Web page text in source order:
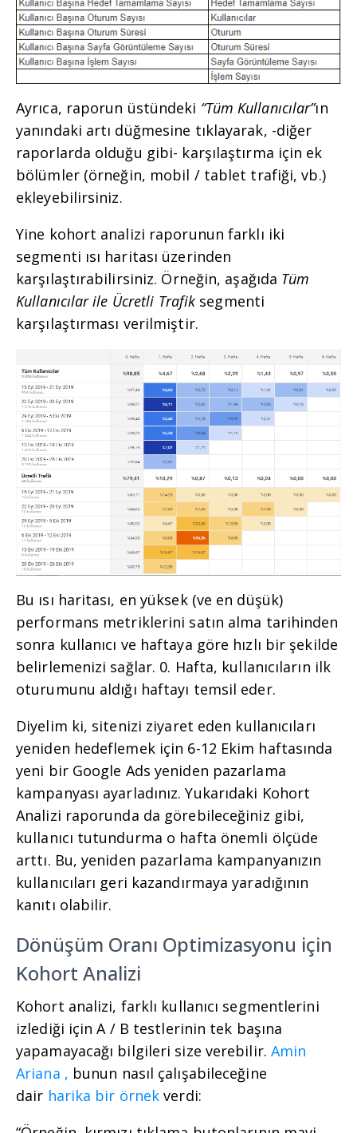
Ayrıca, raporun üstündeki “Tüm Kullanıcılar”ın
yanındaki artı düğmesine tıklayarak, -diğer
raporlarda olduğu gibi- karşılaştırma için ek
bölümler (örneğin, mobil / tablet trafiği, vb.)
ekleyebilirsiniz.
Yine kohort analizi raporunun farklı iki
segmenti ısı haritası üzerinden
karşılaştırabilirsiniz. Örneğin, aşağıda Tüm
Kullanıcılar ile Ücretli Trafik segmenti
karşılaştırması verilmiştir.
Bu ısı haritası, en yüksek (ve en düşük)
performans metriklerini satın alma tarihinden
sonra kullanıcı ve haftaya göre hızlı bir şekilde
belirlemenizi sağlar. 0. Hafta, kullanıcıların ilk
oturumunu aldığı haftayı temsil eder.
Diyelim ki, sitenizi ziyaret eden kullanıcıları
yeniden hedeflemek için 6-12 Ekim haftasında
yeni bir Google Ads yeniden pazarlama
kampanyası ayarladınız. Yukarıdaki Kohort
Analizi raporunda da görebileceğiniz gibi,
kullanıcı tutundurma o hafta önemli ölçüde
arttı. Bu, yeniden pazarlama kampanyanızın
kullanıcıları geri kazandırmaya yaradığının
kanıtı olabilir.
Dönüşüm Oranı Optimizasyonu için
Kohort Analizi
Kohort analizi, farklı kullanıcı segmentlerini
izlediği için A / B testlerinin tek başına
yapamayacağı bilgileri size verebilir. Amin
Ariana , bunun nasıl çalışabileceğine
dair harika bir örnek verdi: